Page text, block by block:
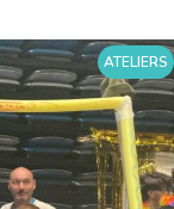
ATELIERS